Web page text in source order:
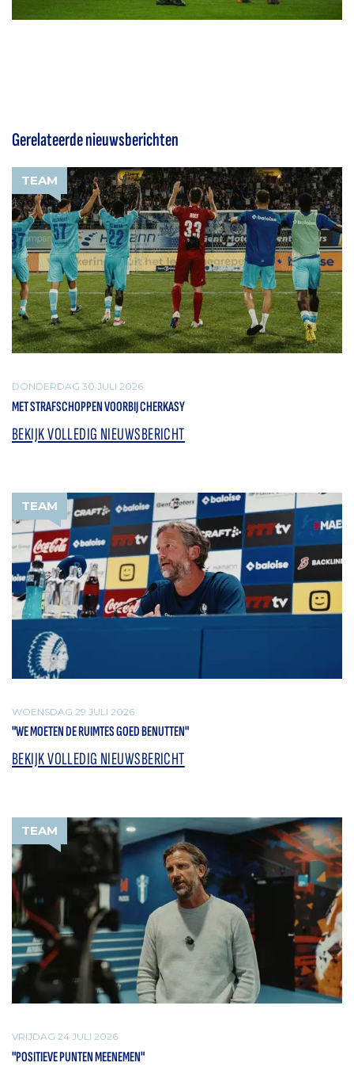
Gerelateerde nieuwsberichten
TEAM
DONDERDAG 30 JULI 2026
MET STRAFSCHOPPEN VOORBIJ CHERKASY
BEKIJK VOLLEDIG NIEUWSBERICHT
TEAM
WOENSDAG 29 JULI 2026
"WE MOETEN DE RUIMTES GOED BENUTTEN"
BEKIJK VOLLEDIG NIEUWSBERICHT
TEAM
VRIJDAG 24 JULI 2026
"POSITIEVE PUNTEN MEENEMEN"